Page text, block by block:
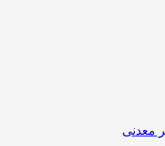
معدنی